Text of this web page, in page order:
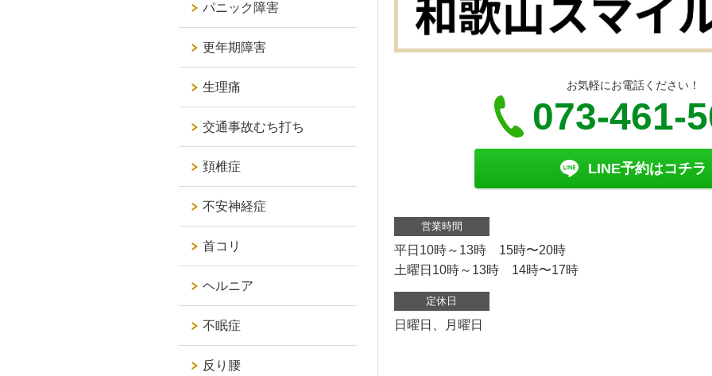
お気軽にお電話ください！
073-461-
LINE予約はコチラ
営業時間
平日10時～13時 15時〜20時
土曜日10時～13時 14時〜17時
定休日
日曜日、月曜日
パニック障害
更年期障害
生理痛
交通事故むち打ち
頚椎症
不安神経症
首コリ
ヘルニア
不眠症
反り腰